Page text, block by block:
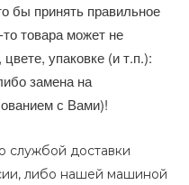
бы принять правильное
товара может не
упаковке (и т.п.):
замена на
с Вами)!
службой доставки
либо нашей машиной